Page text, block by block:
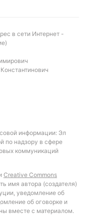
матчей турнира.
в сети Интернет -
информации: Эл
надзору в сфере
коммуникаций
Creative Commons
имя автора (создателя)
уведомление об
об оговорке и
вместе с материалом.